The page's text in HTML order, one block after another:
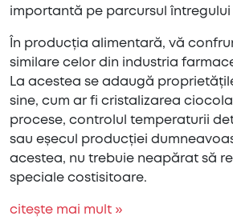
importantă pe parcursul întregului
În producția alimentară, vă
similare celor din industria
La acestea se adaugă
sine, cum ar fi cristalizarea
procese, controlul temperaturii
sau eșecul producției
acestea, nu trebuie neapărat să
speciale costisitoare.
citește mai mult »